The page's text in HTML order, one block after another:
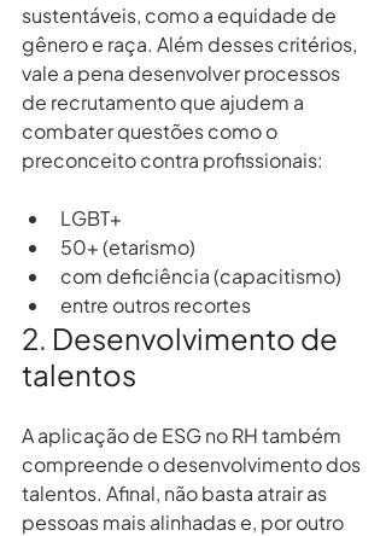
sustentáveis, como a equidade de
gênero e raça. Além desses critérios,
vale a pena desenvolver processos
de recrutamento que ajudem a
combater questões como o
preconceito contra profissionais:
LGBT+
50+ (etarismo)
com deficiência (capacitismo)
entre outros recortes
2. Desenvolvimento de
talentos
A aplicação de ESG no RH também
compreende o desenvolvimento dos
talentos. Afinal, não basta atrair as
pessoas mais alinhadas e, por outro